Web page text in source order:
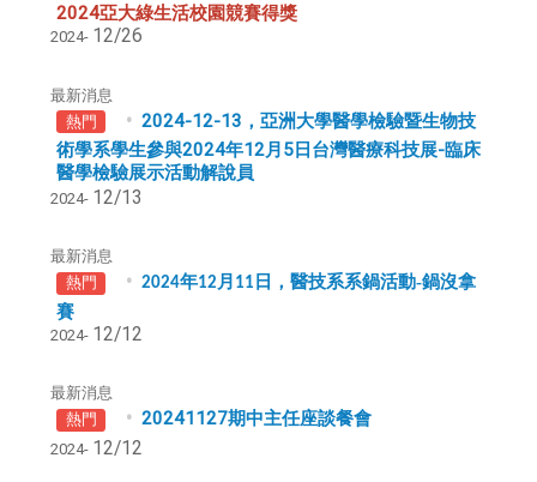
2024亞大綠生活校園競賽得獎
2024- 12/26
最新消息
熱門
2024-12-13，亞洲大學醫學檢驗暨生物技
術學系學生參與2024年12月5日台灣醫療科技展-臨床
醫學檢驗展示活動解說員
2024- 12/13
最新消息
熱門
2024年12 月 11 日，醫技系系鍋活動-鍋沒拿
賽
2024- 12/12
最新消息
熱門
20241127期中主任座談餐會
2024- 12/12